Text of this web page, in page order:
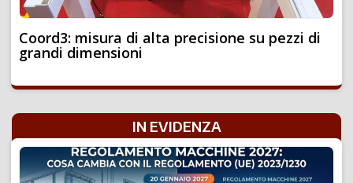
Coord3: misura di alta precisione su pezzi di
grandi dimensioni
IN EVIDENZA